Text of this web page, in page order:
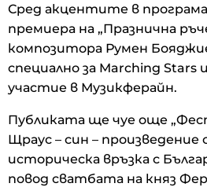
Сред акцентите в
премиера на „Празнична
композитора Румен
специално за Marching
участие в Музикферайн.
Публиката ще чуе още
Щраус – син –
историческа връзка с
повод сватбата на княз